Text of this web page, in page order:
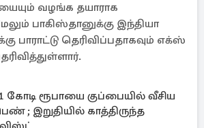
வழங்க தயாராக
பாகிஸ்தானுக்கு இந்தியா
பாராட்டு தெரிவிப்பதாகவும் எக்ஸ்
கோடி ரூபாயை குப்பையில் வீசிய
; இறுதியில் காத்திருந்த